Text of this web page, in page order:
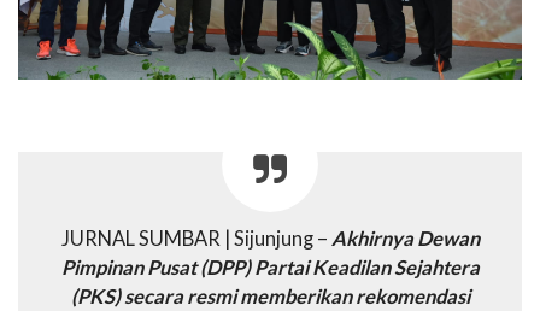
JURNAL SUMBAR | Sijunjung – Akhirnya Dewan
Pimpinan Pusat (DPP) Partai Keadilan Sejahtera
(PKS) secara resmi memberikan rekomendasi